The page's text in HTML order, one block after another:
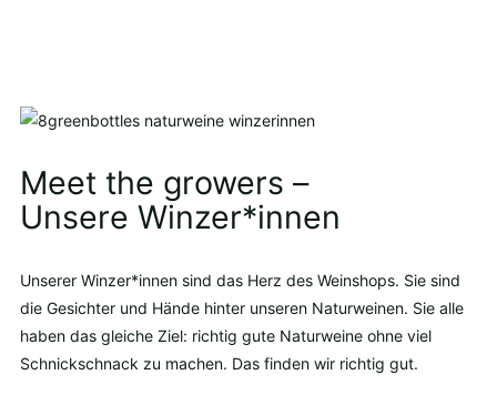
Meet the growers –
Unsere Winzer*innen
Unserer Winzer*innen sind das Herz des Weinshops. Sie sind
die Gesichter und Hände hinter unseren Naturweinen. Sie alle
haben das gleiche Ziel: richtig gute Naturweine ohne viel
Schnickschnack zu machen. Das finden wir richtig gut.